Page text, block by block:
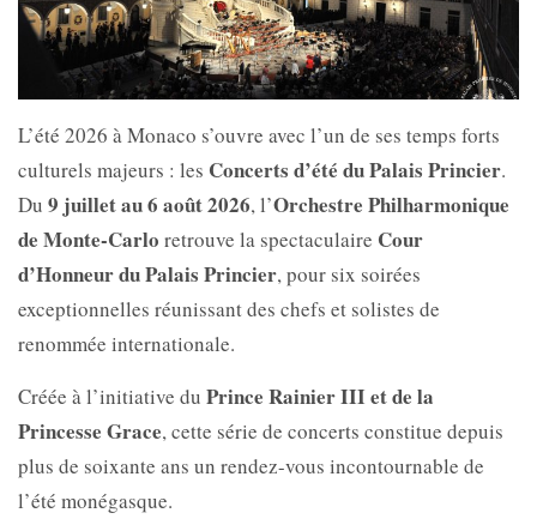
L’été 2026 à Monaco s’ouvre avec l’un de ses temps forts
culturels majeurs : les Concerts d’été du Palais Princier.
Du 9 juillet au 6 août 2026, l’Orchestre Philharmonique
de Monte-Carlo retrouve la spectaculaire Cour
d’Honneur du Palais Princier, pour six soirées
exceptionnelles réunissant des chefs et solistes de
renommée internationale.
Créée à l’initiative du Prince Rainier III et de la
Princesse Grace, cette série de concerts constitue depuis
plus de soixante ans un rendez-vous incontournable de
l’été monégasque.